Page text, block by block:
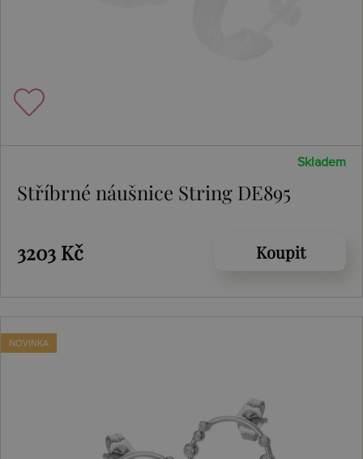
Skladem
Stříbrné náušnice String DE895
3203 Kč Koupit
NOVINKA